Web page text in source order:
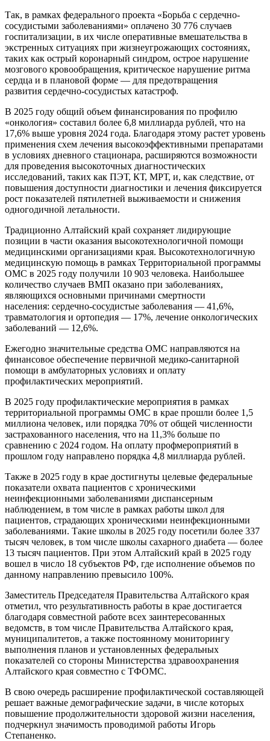
Так, в рамках федерального проекта «Борьба с сердечно-
сосудистыми заболеваниями» оплачено 30 776 случаев
госпитализации, в их числе оперативные вмешательства в
экстренных ситуациях при жизнеугрожающих состояниях,
таких как острый коронарный синдром, острое нарушение
мозгового кровообращения, критическое нарушение ритма
сердца и в плановой форме — для предотвращения
развития сердечно-сосудистых катастроф.
В 2025 году общий объем финансирования по профилю
«онкология» составил более 6,8 миллиарда рублей, что на
17,6% выше уровня 2024 года. Благодаря этому растет уровень
применения схем лечения высокоэффективными препаратами
в условиях дневного стационара, расширяются возможности
для проведения высокоточных диагностических
исследований, таких как ПЭТ, КТ, МРТ, и, как следствие, от
повышения доступности диагностики и лечения фиксируется
рост показателей пятилетней выживаемости и снижения
одногодичной летальности.
Традиционно Алтайский край сохраняет лидирующие
позиции в части оказания высокотехнологичной помощи
медицинскими организациями края. Высокотехнологичную
медицинскую помощь в рамках Территориальной программы
ОМС в 2025 году получили 10 903 человека. Наибольшее
количество случаев ВМП оказано при заболеваниях,
являющихся основными причинами смертности
населения: сердечно-сосудистые заболевания — 41,6%,
травматология и ортопедия — 17%, лечение онкологических
заболеваний — 12,6%.
Ежегодно значительные средства ОМС направляются на
финансовое обеспечение первичной медико-санитарной
помощи в амбулаторных условиях и оплату
профилактических мероприятий.
В 2025 году профилактические мероприятия в рамках
территориальной программы ОМС в крае прошли более 1,5
миллиона человек, или порядка 70% от общей численности
застрахованного населения, что на 11,3% больше по
сравнению с 2024 годом. На оплату профмероприятий в
прошлом году направлено порядка 4,8 миллиарда рублей.
Также в 2025 году в крае достигнуты целевые федеральные
показатели охвата пациентов с хроническими
неинфекционными заболеваниями диспансерным
наблюдением, в том числе в рамках работы школ для
пациентов, страдающих хроническими неинфекционными
заболеваниями. Такие школы в 2025 году посетили более 337
тысяч человек, в том числе школы сахарного диабета — более
13 тысяч пациентов. При этом Алтайский край в 2025 году
вошел в число 18 субъектов РФ, где исполнение объемов по
данному направлению превысило 100%.
Заместитель Председателя Правительства Алтайского края
отметил, что результативность работы в крае достигается
благодаря совместной работе всех заинтересованных
ведомств, в том числе Правительства Алтайского края,
муниципалитетов, а также постоянному мониторингу
выполнения планов и установленных федеральных
показателей со стороны Министерства здравоохранения
Алтайского края совместно с ТФОМС.
В свою очередь расширение профилактической составляющей
решает важные демографические задачи, в числе которых
повышение продолжительности здоровой жизни населения,
подчеркнул значимость проводимой работы Игорь
Степаненко.